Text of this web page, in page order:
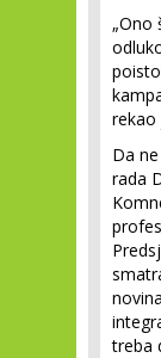
„Ono
rekao
Da
rada
treba